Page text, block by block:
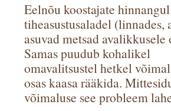
Eelnõu koostajate
tiheasustusaladel (linnades,
asuvad metsad avalikkusele
Samas puudub kohalikel
omavalitsustel hetkel
osas kaasa rääkida.
võimaluse see probleem